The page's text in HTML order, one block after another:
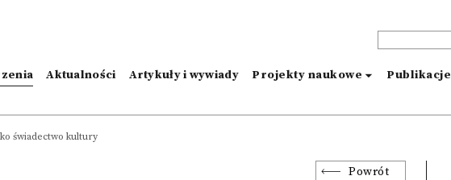
Aktualności Artykuły i wywiady Projekty naukowe Publikacje
świadectwo kultury
Powrót